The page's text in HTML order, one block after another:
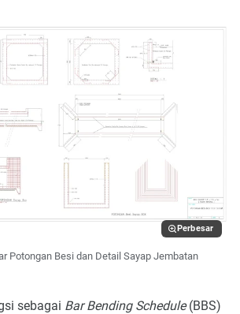
Perbesar
Potongan Besi dan Detail Sayap Jembatan
sebagai Bar Bending Schedule(BBS)